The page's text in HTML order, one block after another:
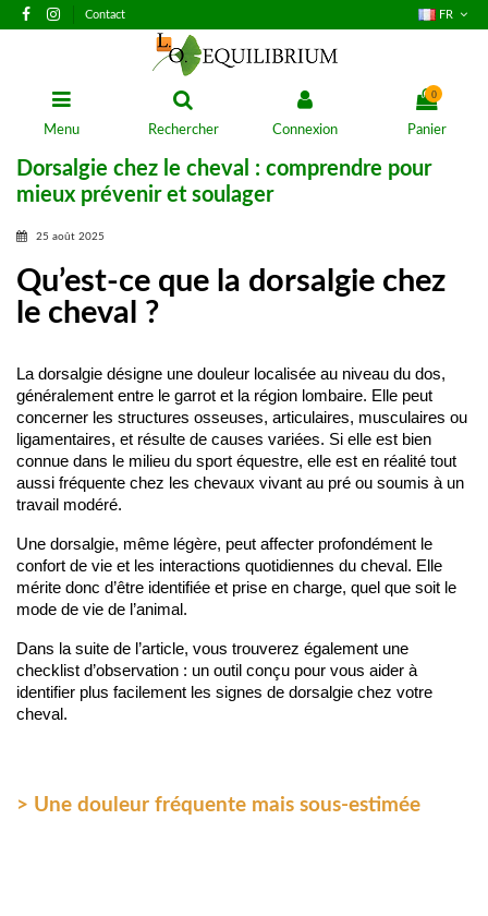
Contact FR
Menu Rechercher Connexion
0
Panier
Dorsalgie chez le cheval : comprendre pour
mieux prévenir et soulager
25 août 2025
Qu’est-ce que la dorsalgie chez
le cheval ?
La dorsalgie désigne une douleur localisée au niveau du dos,
généralement entre le garrot et la région lombaire. Elle peut
concerner les structures osseuses, articulaires, musculaires ou
ligamentaires, et résulte de causes variées. Si elle est bien
connue dans le milieu du sport équestre, elle est en réalité tout
aussi fréquente chez les chevaux vivant au pré ou soumis à un
travail modéré.
Une dorsalgie, même légère, peut affecter profondément le
confort de vie et les interactions quotidiennes du cheval. Elle
mérite donc d’être identifiée et prise en charge, quel que soit le
mode de vie de l’animal.
Dans la suite de l’article, vous trouverez également une
checklist d’observation : un outil conçu pour vous aider à
identifier plus facilement les signes de dorsalgie chez votre
cheval.
> Une douleur fréquente mais sous-estimée